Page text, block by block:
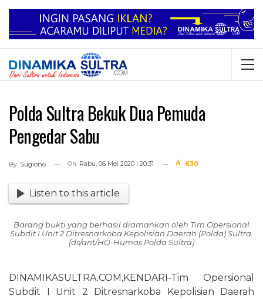
Polda Sultra Bekuk Dua Pemuda
Pengedar Sabu
By Sugiono On Rabu, 06 Mei 2020 | 20:31 630
Listen to this article
Barang bukti yang berhasil diamankan oleh Tim Opersional
Subdit I Unit 2 Ditresnarkoba Kepolisian Daerah (Polda) Sultra.
(ds/ant/HO-Humas Polda Sultra)
DINAMIKASULTRA.COM,KENDARI-Tim Opersional
Subdit I Unit 2 Ditresnarkoba Kepolisian Daerah